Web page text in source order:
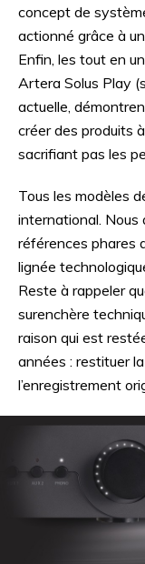
concept de
actionné grâce à
Enfin, les tout en
Artera Solus Play
actuelle,
créer des produits
sacrifiant pas les
Tous les modèles
international. Nous
références phares
lignée
Reste à rappeler
surenchère
raison qui est
années : restituer
l’enregistrement